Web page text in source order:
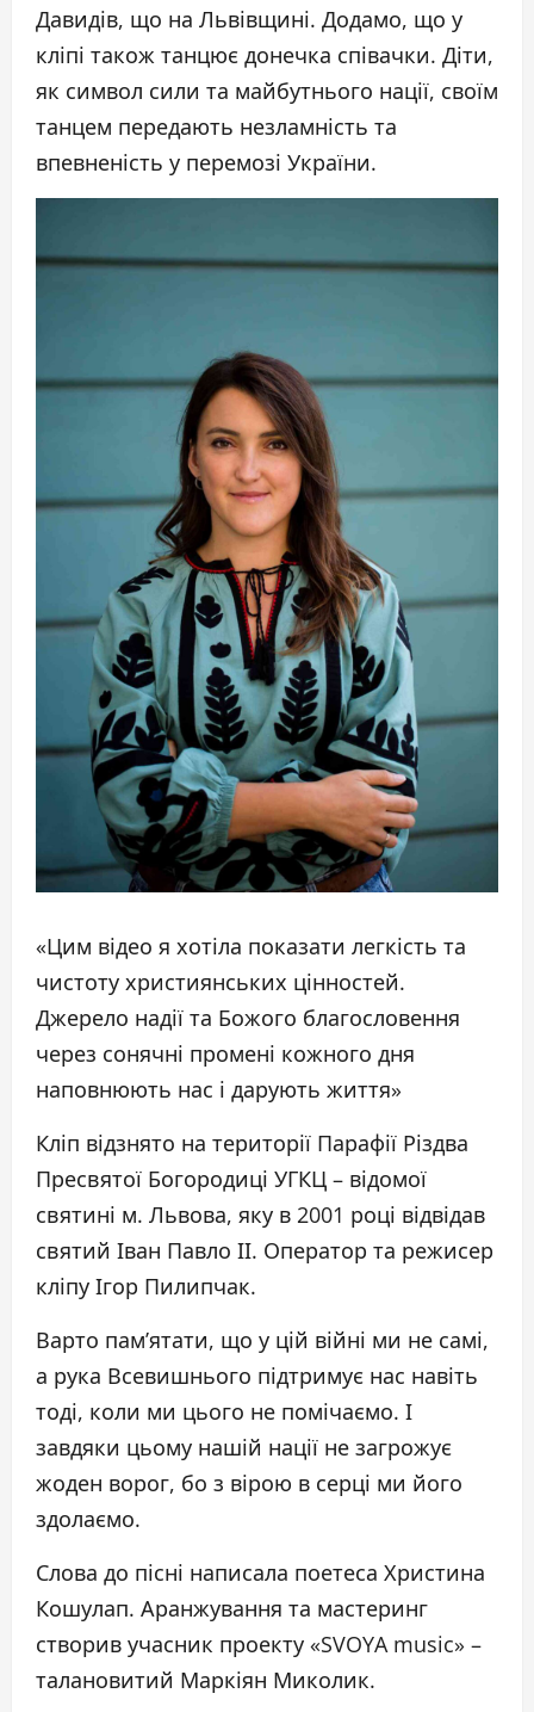
Давидів, що на Львівщині. Додамо, що у
кліпі також танцює донечка співачки. Діти,
як символ сили та майбутнього нації, своїм
танцем передають незламність та
впевненість у перемозі України.
«Цим відео я хотіла показати легкість та
чистоту християнських цінностей.
Джерело надії та Божого благословення
через сонячні промені кожного дня
наповнюють нас і дарують життя»
Кліп відзнято на території Парафії Різдва
Пресвятої Богородиці УГКЦ – відомої
святині м. Львова, яку в 2001 році відвідав
святий Іван Павло ІІ. Оператор та режисер
кліпу Ігор Пилипчак.
Варто памʼятати, що у цій війні ми не самі,
а рука Всевишнього підтримує нас навіть
тоді, коли ми цього не помічаємо. І
завдяки цьому нашій нації не загрожує
жоден ворог, бо з вірою в серці ми його
здолаємо.
Слова до пісні написала поетеса Христина
Кошулап. Аранжування та мастеринг
створив учасник проекту «SVOYA music» –
талановитий Маркіян Миколик.